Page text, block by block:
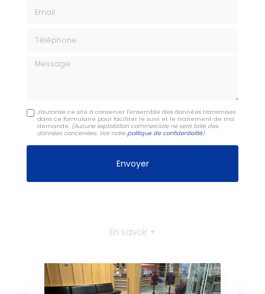
Message
J'autorise ce site à conserver l'ensemble des données transmises
dans ce formulaire pour faciliter le suivi et le traitement de ma
demande. (Aucune exploitation commerciale ne sera faite des
données concervées. Voir notrepolitique de confidentialité)
En savoir +